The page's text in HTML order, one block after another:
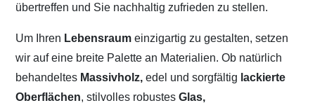
übertreffen und Sie nachhaltig zufrieden zu stellen.
Um Ihren Lebensraumeinzigartig zu gestalten, setzen
wir auf eine breite Palette an Materialien. Ob natürlich
behandeltes Massivholz, edel und sorgfältig lackierte
Oberflächen, stilvolles robustesGlas,